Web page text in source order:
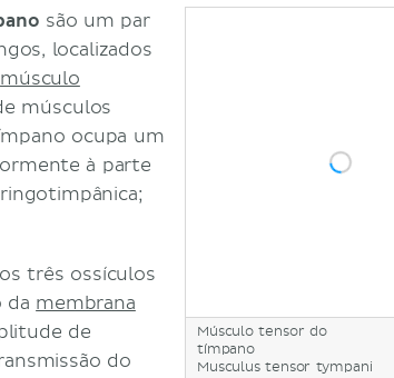
Músculo tensor do
tímpano
Musculus tensor tympani
são um par
localizados
músculo
músculos
ocupa um
à parte
três ossículos
da membrana
de
do